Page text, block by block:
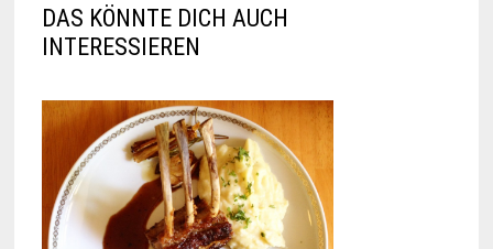
DAS KÖNNTE DICH AUCH
INTERESSIEREN